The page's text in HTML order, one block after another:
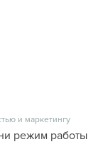
и маркетингу
режим работы